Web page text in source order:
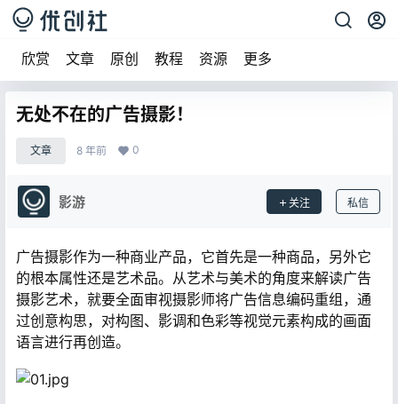
欣赏 文章 原创 教程 资源 更多
无处不在的广告摄影！
文章 8 年前 0
影游 关注 私信
广告摄影作为一种商业产品，它首先是一种商品，另外它
的根本属性还是艺术品。从艺术与美术的角度来解读广告
摄影艺术，就要全面审视摄影师将广告信息编码重组，通
过创意构思，对构图、影调和色彩等视觉元素构成的画面
语言进行再创造。